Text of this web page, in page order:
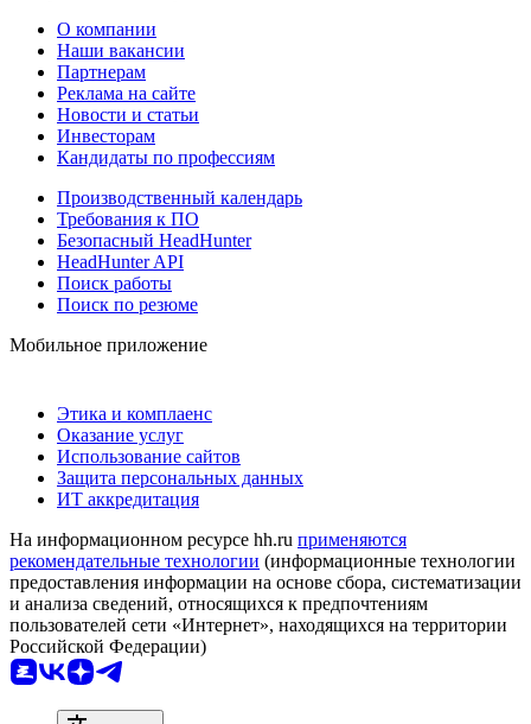
О компании
Наши вакансии
Партнерам
Реклама на сайте
Новости и статьи
Инвесторам
Кандидаты по профессиям
Производственный календарь
Требования к ПО
Безопасный HeadHunter
HeadHunter API
Поиск работы
Поиск по резюме
Мобильное приложение
Этика и комплаенс
Оказание услуг
Использование сайтов
Защита персональных данных
ИТ аккредитация
На информационном ресурсе hh.ru применяются
рекомендательные технологии (информационные технологии
предоставления информации на основе сбора, систематизации
и анализа сведений, относящихся к предпочтениям
пользователей сети «Интернет», находящихся на территории
Российской Федерации)